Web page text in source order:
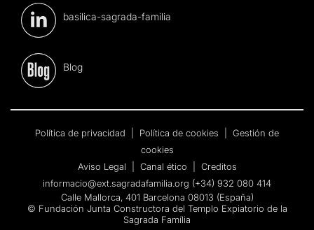
basilica-sagrada-familia
Blog
Política de privacidad Política de cookies
Gestión de
cookies
Aviso Legal
Canal ético
Creditos
informacio@ext.sagradafamilia.org (+34) 932 080 414
Calle Mallorca, 401 Barcelona 08013 (España)
© Fundación Junta Constructora del Templo Expiatorio de la
Sagrada Família